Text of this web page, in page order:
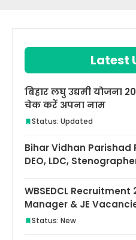
Latest
बिहार लघु उद्यमी योजना
चेक करें अपना नाम
Status: Updated
Bihar Vidhan Parishad
DEO, LDC,
WBSEDCL Recruitment
Manager & JE
Status: New